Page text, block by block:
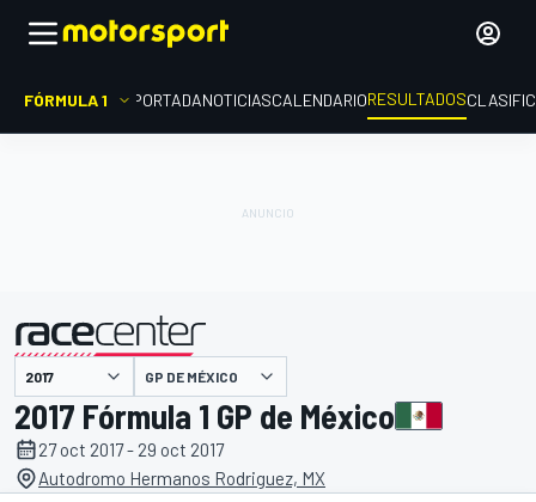
FÓRMULA 1 PORTADANOTICIASCALENDARIORESULTADOS
presentado por GP DE MÉXICO
2017 Fórmula 1 GP de México
27 oct 2017 - 29 oct 2017
Autodromo Hermanos Rodriguez, MX